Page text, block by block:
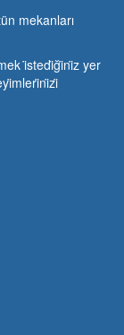
mekanları
i̇stedi̇ği̇ni̇z yer